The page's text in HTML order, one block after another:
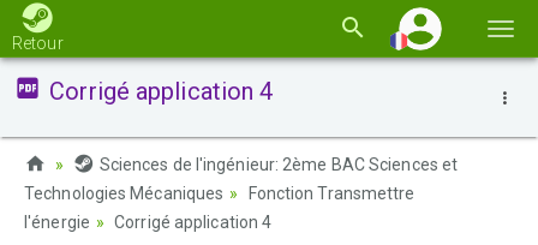
la
Retour
Corrigé application 4
Sciences de l'ingénieur: 2ème BAC Sciences et
Technologies Mécaniques
Fonction Transmettre
l'énergie
Corrigé application 4